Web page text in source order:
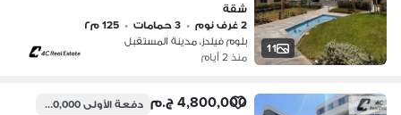
11
بجوار مدينتي وسراي
شقة
2 غرف نوم
• 3 حمامات • 125 م٢
بلوم فيلدز، مدينة المستقبل
منذ 2 أيام
4,800,000 ج.م دفعة الأولى4,100,000 ج.م